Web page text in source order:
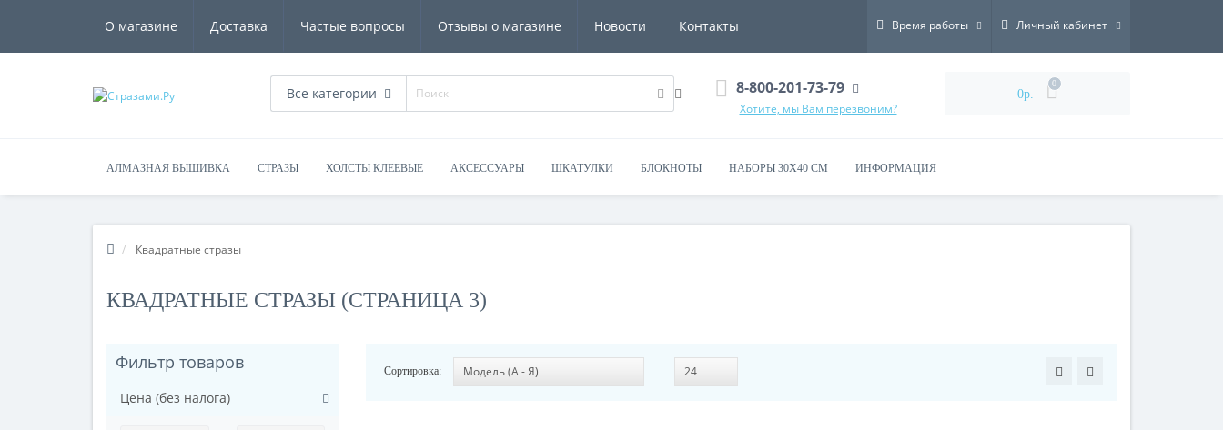
О магазине Доставка Частые вопросы Отзывы о магазине Новости Контакты Время работы Личный кабинет
Все категории 8-800-201-73-79
Хотите, мы Вам перезвоним?
0р.
0
АЛМАЗНАЯ ВЫШИВКА СТРАЗЫ ХОЛСТЫ КЛЕЕВЫЕ АКСЕССУАРЫ ШКАТУЛКИ БЛОКНОТЫ НАБОРЫ 30Х40 СМ ИНФОРМАЦИЯ
Квадратные стразы
КВАДРАТНЫЕ СТРАЗЫ (СТРАНИЦА 3)
Фильтр товаров
Цена (без налога)
Сортировка: